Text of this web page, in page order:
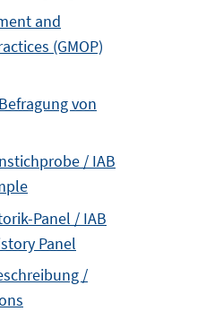
and
(GMOP)
von
/ IAB
Panel / IAB
Panel
/